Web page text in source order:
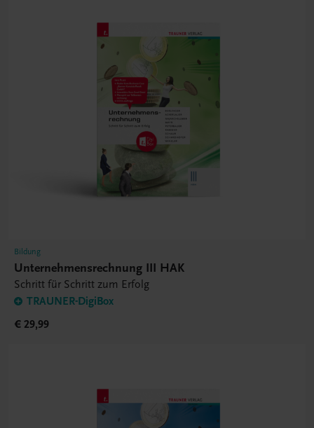
Bildung
Unternehmensrechnung III HAK
Schritt für Schritt zum Erfolg
TRAUNER-DigiBox
€ 29,99